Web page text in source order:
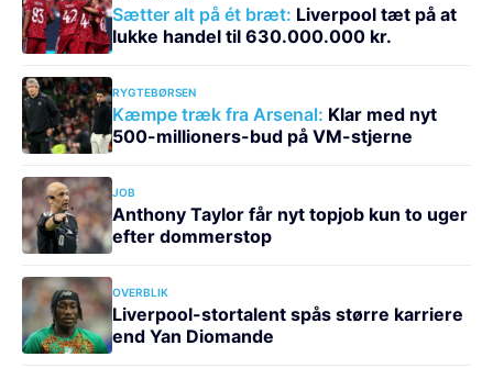
Sætter alt på ét bræt: Liverpool tæt på at
lukke handel til 630.000.000 kr.
RYGTEBØRSEN
Kæmpe træk fra Arsenal: Klar med nyt
500-millioners-bud på VM-stjerne
JOB
Anthony Taylor får nyt topjob kun to uger
efter dommerstop
OVERBLIK
Liverpool-stortalent spås større karriere
end Yan Diomande